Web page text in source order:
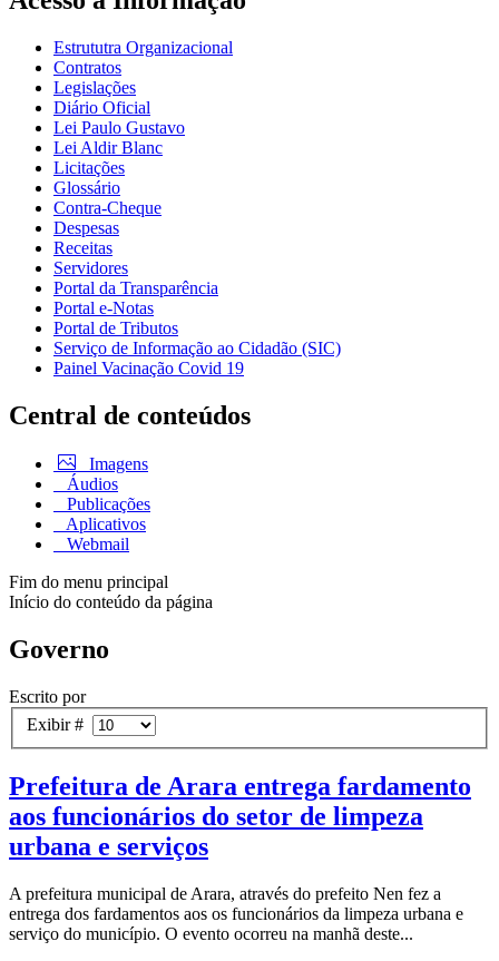
Estrututra Organizacional
Contratos
Legislações
Diário Oficial
Lei Paulo Gustavo
Lei Aldir Blanc
Licitações
Glossário
Contra-Cheque
Despesas
Receitas
Servidores
Portal da Transparência
Portal e-Notas
Portal de Tributos
Serviço de Informação ao Cidadão (SIC)
Painel Vacinação Covid 19
Central de conteúdos
Imagens
Áudios
Publicações
Aplicativos
Webmail
Fim do menu principal
Início do conteúdo da página
Governo
Escrito por
Exibir #
Prefeitura de Arara entrega fardamento
aos funcionários do setor de limpeza
urbana e serviços
A prefeitura municipal de Arara, através do prefeito Nen fez a
entrega dos fardamentos aos os funcionários da limpeza urbana e
serviço do município. O evento ocorreu na manhã deste...